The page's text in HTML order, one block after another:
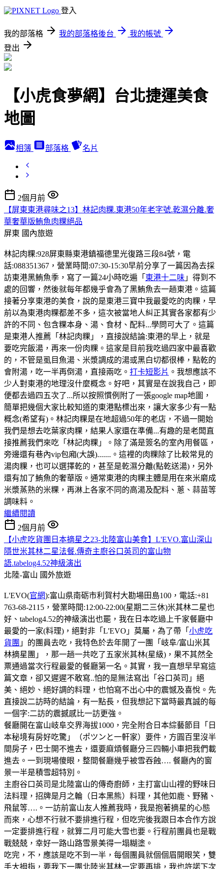
登入
我的部落格 我的部落格後台
我的帳號
登出
【小虎食夢網】台北捷運美食
地圖
相簿 部落格 名片
2個月前
【屏東東港尋味之13】林記肉粿.東港50年老字號.乾濕分離.奢
華奢華版鮪魚肉粿絕品
屏東 國內旅遊
林記肉粿:928屏東縣東港鎮福德里光復路三段84號，電
話:088351367，營業時間:07:30-15:30早前分享了一篇因為去採
訪東港黑鮪魚季，寫了一篇24小時吃遍「 東港十二味 」得到不
處的回響，然後就每年都幾乎會為了黑鮪魚去一趟東港。這篇
接著分享東港的美食，說的是東港三寶中我最愛吃的肉粿，早
前以為東港肉粿都差不多，這次被當地人糾正其實各家都有少
許的不同、包含粿本身、湯、食材、配料...學問可大了。這篇
是東港人推薦「林記肉粿」，直接說結論:東港的早上，就是
要吃完飯湯，再來一份肉粿。這家是目前我吃過四家中最喜歡
的，不管是虱目魚湯、米漿調成的湯或黑白切都很棒，點乾的
會附湯，吃一半再倒湯，直接兩吃。 打卡短影片 。我想應該不
少人對東港的地理沒什麼概念。好吧，其實是在說我自己，即
便都去過四五次了...所以按照慣例附了一張google map地圖，
簡單把幾個大家比較知道的東港點標出來，讓大家多少有一點
概念(希望有)。林記肉粿是在地超過50年的老店，不過一開始
我們是想去吃葉家肉粿，結果人家還在準備...有趣的是老闆直
接推薦我們來吃「林記肉粿」。除了滿是簽名的室內用餐區，
旁邊還有巷內vip包廂(大誤).......。這裡的肉粿除了比較常見的
湯肉粿，也可以選擇乾的，甚至是乾濕分離(點乾送湯)，另外
還有加了鮪魚的奢華版。通常東港的肉粿主體是用在來米磨成
米漿蒸熟的米粿，再淋上各家不同的高湯及配料、蔥、蒜苗等
調味料。
繼續閱讀
2個月前
【小虎吃貨團日本摘星之23-北陸富山美食】L'EVO.富山深山
隱世米其林二星法餐.傳奇主廚谷口英司的富山物
語.tabelog4.52神級演出
北陸-富山 國外旅遊
L'EVO(官網):富山県南砺市利賀村大勘場田島100，電話:+81
763-68-2115，營業時間:12:00-22:00(星期二三休)米其林二星也
好、tabelog4.52的神級演出也罷，我在日本吃過上千家餐廳中
最愛的一家(料理)，絕對非「L'EVO」莫屬，為了帶「 小虎吃
貨團 」的團員去吃，我特色於去年開了一團「岐阜/富山米其
林摘星團」，那一趟一共吃了五家米其林(星級)，果不其然全
票通過當次行程最愛的餐廳第一名。其實，我一直想早早寫這
篇文章，卻又遲遲不敢寫..怕的是無法寫出「谷口英司」絕
美、絕妙、絕好調的料理，也怕寫不出心中的震憾及喜悅。先
直接說二訪時的結論，有一點長，但我想記下當時最真誠的每
一個字:二訪的震撼感比一訪更強。
餐廳開在富山岐阜交界海拔1000，完全附合日本綜藝節目「日
本秘境有房好吃驚」（ポツンと一軒家）要件，方圓百里沒半
間房子，巴士開不進去，還要麻煩餐廳分三四輛小車把我們載
進去。一到現場傻眼，整間餐廳幾乎被雪吞蝕…. 餐廳內的窗
景一半是積雪超特別。
主廚谷口英司是北陸富山的傳奇廚師，主打富山山𥚃的野味日
法料理，招牌是月之輪（日本黑熊）料理，其他如鹿、野豬、
飛鼠等….。一訪前富山友人推薦我時，我是抱著摘星的心態
而來，心想不行就不要排進行程，但吃完後我跟日本合作方說
一定要排進行程，就算二月可能大雪也要。行程前團員也是戰
戰兢兢，幸好一路山路雪景美得一塌糊塗。
吃完，不，應該是吃不到一半，每個團員就個個眉開眼笑，雙
手大拇指，要我下一團北陸米其林一定要再排，我也許諾下次